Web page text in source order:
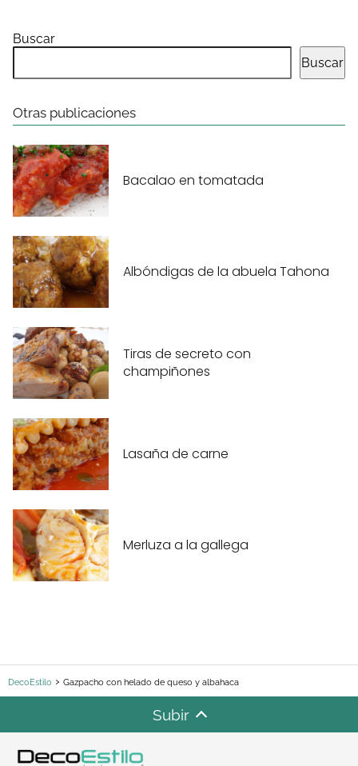
Buscar
Buscar
Otras publicaciones
Bacalao en tomatada
Albóndigas de la abuela Tahona
Tiras de secreto con
champiñones
Lasaña de carne
Merluza a la gallega
DecoEstilo Gazpacho con helado de queso y albahaca
Subir